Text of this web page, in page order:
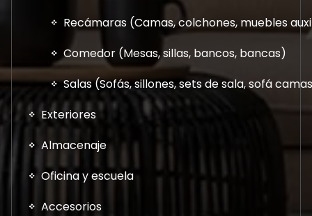
Recámaras (Camas, colchones, muebles
Comedor (Mesas, sillas, bancos, bancas)
Salas (Sofás, sillones, sets de sala, sofá
Exteriores
Almacenaje
Oficina y escuela
Accesorios